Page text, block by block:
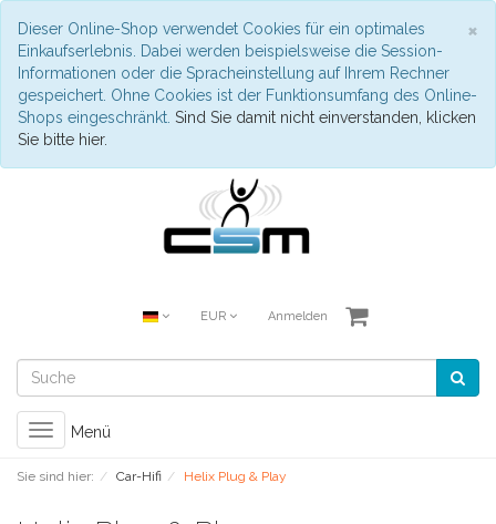
×
Dieser Online-Shop verwendet Cookies für ein optimales
Einkaufserlebnis. Dabei werden beispielsweise die Session-
Informationen oder die Spracheinstellung auf Ihrem Rechner
gespeichert. Ohne Cookies ist der Funktionsumfang des Online-
Shops eingeschränkt. Sind Sie damit nicht einverstanden, klicken
Sie bitte hier.
EUR Anmelden
Toggle
navigation
Menü
Sie sind hier: Car-Hifi Helix Plug & Play